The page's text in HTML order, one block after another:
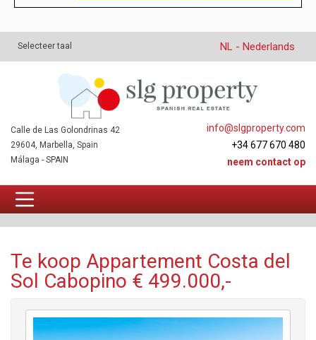
Selecteer taal NL - Nederlands
info@slgproperty.com
+34 677 670 480
neem contact op
Calle de Las Golondrinas 42
29604, Marbella, Spain
Málaga - SPAIN
Te koop Appartement Costa del
Sol Cabopino € 499.000,-